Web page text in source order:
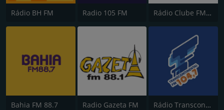
Rádio BH FM Radio 105 FM Rádio Clube FM - Brasília 105.5
Bahia FM 88.7 Radio Gazeta FM Rádio Transcontinental FM